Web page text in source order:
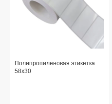
Полипропиленовая этикетка
58x30